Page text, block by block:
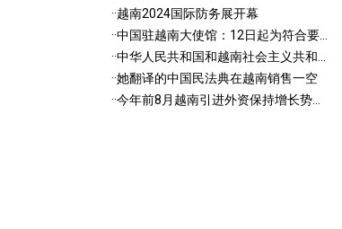
··越南2024国际防务展开幕
··中国驻越南大使馆：12日起为符合要...
··中华人民共和国和越南社会主义共和...
··她翻译的中国民法典在越南销售一空
··今年前8月越南引进外资保持增长势...